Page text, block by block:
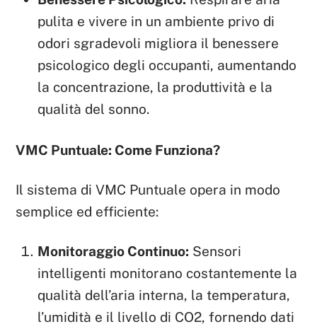
pulita e vivere in un ambiente privo di
odori sgradevoli migliora il benessere
psicologico degli occupanti, aumentando
la concentrazione, la produttività e la
qualità del sonno.
VMC Puntuale: Come Funziona?
Il sistema di VMC Puntuale opera in modo
semplice ed efficiente:
Monitoraggio Continuo: Sensori
intelligenti monitorano costantemente la
qualità dell’aria interna, la temperatura,
l’umidità e il livello di CO2, fornendo dati